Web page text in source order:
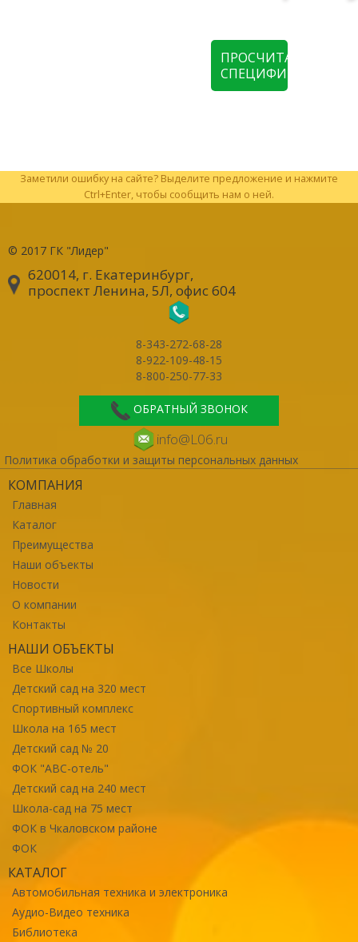
ПРОСЧИТАТЬ
СПЕЦИФИКАЦИЮ
Заметили ошибку на сайте? Выделите предложение и нажмите
Ctrl+Enter, чтобы сообщить нам о ней.
© 2017 ГК "Лидер"
620014, г. Екатеринбург,
проспект Ленина, 5Л, офис 604
8-343-272-68-28
8-922-109-48-15
8-800-250-77-33
ОБРАТНЫЙ ЗВОНОК
info@L06.ru
Политика обработки и защиты персональных данных
КОМПАНИЯ
Главная
Каталог
Преимущества
Наши объекты
Новости
О компании
Контакты
НАШИ ОБЪЕКТЫ
Все Школы
Детский сад на 320 мест
Спортивный комплекс
Школа на 165 мест
Детский сад № 20
ФОК "ABC-отель"
Детский сад на 240 мест
Школа-сад на 75 мест
ФОК в Чкаловском районе
ФОК
КАТАЛОГ
Автомобильная техника и электроника
Аудио-Видео техника
Библиотека